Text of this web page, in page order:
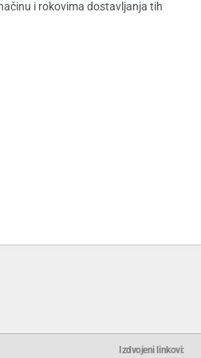
i rokovima dostavljanja tih
Izdvojeni linkovi: